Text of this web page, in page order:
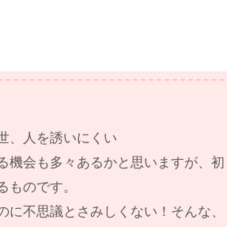
、人を誘いにくい
機会も多々あるかと思いますが、初
のです。
不思議とさみしくない！そんな、